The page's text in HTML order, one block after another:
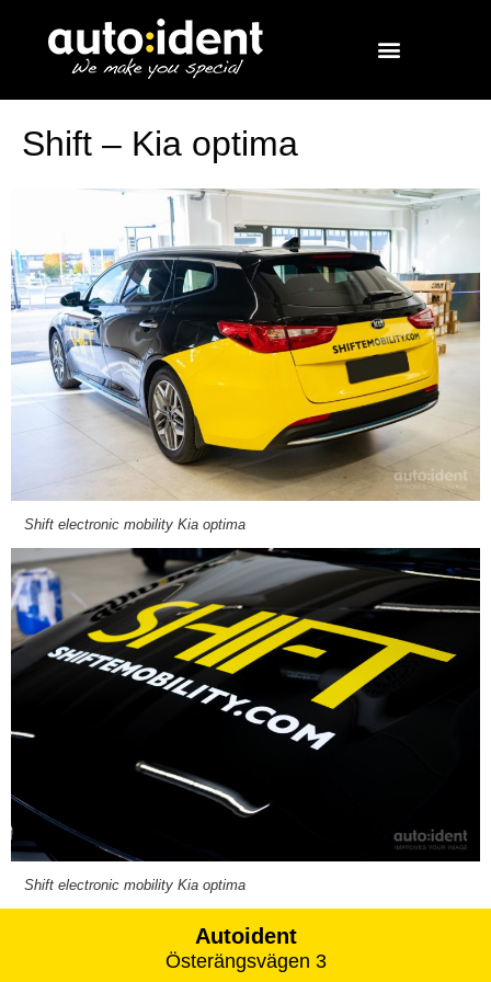
Shift – Kia optima
Shift electronic mobility Kia optima
Shift electronic mobility Kia optima
Autoident
Österängsvägen 3